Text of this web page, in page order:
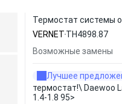
Термостат системы
VERNET TH4898.87
Возможные замены
Лучшее
термостат!\ Daewoo
1.4-1.8 95>